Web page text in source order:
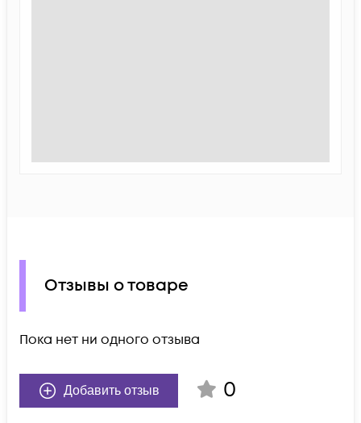
Отзывы о товаре
Пока нет ни одного отзыва
Добавить отзыв 0